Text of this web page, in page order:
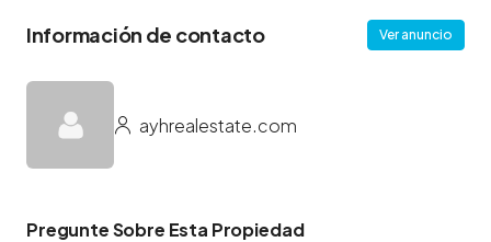
Información de contacto Ver anuncio
ayhrealestate.com
Pregunte Sobre Esta Propiedad